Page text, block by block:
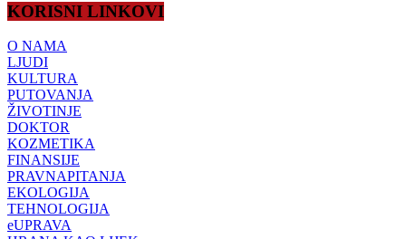
KORISNI LINKOVI
O NAMA
LJUDI
KULTURA
PUTOVANJA
ŽIVOTINJE
DOKTOR
KOZMETIKA
FINANSIJE
PRAVNAPITANJA
EKOLOGIJA
TEHNOLOGIJA
eUPRAVA